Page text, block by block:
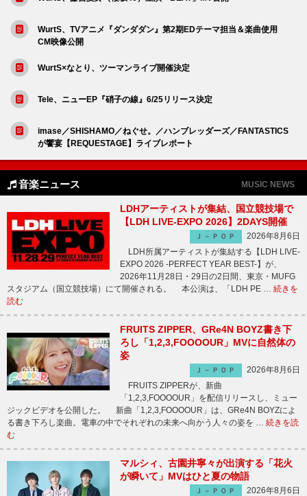
WurtS、TVアニメ『ダンダダン』第2期EDテーマ担当＆楽曲使用
CM映像公開
WurtS×なとり、ツーマンライブ開催決定
Tele、ニューEP『硝子の線』6/25リリース決定
imase／SHISHAMO／ねぐせ。／ハンブレッダーズ／FANTASTICS
が饗宴【REQUESTAGE】ライブレポート
音楽ニュース MUSIC NEWS
LDHアーティストが集結、国立競技場で
【LDH LIVE-EXPO 2026】2DAYS開催
Ｊ－ＰＯＰ
2026年8月6日
LDH所属アーティストが集結する【LDH LIVE-
EXPO 2026 -PERFECT YEAR BEST-】が、
2026年11月28日・29日の2日間、東京・MUFG
スタジアム（国立競技場）にて開催される。 本公演は、「LDH PE … 続きを
読む
FRUITS ZIPPER、GRe4N BOYZ書き下
ろし「1,2,3,FOOOOUR」MVに自然体の
姿
Ｊ－ＰＯＰ
2026年8月6日
FRUITS ZIPPERが、新曲
「1,2,3,FOOOOUR」を配信リリースし、ミュー
ジックビデオを公開した。 新曲「1,2,3,FOOOOUR」は、GRe4N BOYZによ
る書き下ろし楽曲。電車の中でそれぞれの未来へ向かう人々の姿を … 続きを読
む
マルシィ、古園井寧々が出演する「花火
が瞬いて」MVはひと夏の物語
Ｊ－ＰＯＰ
2026年8月6日